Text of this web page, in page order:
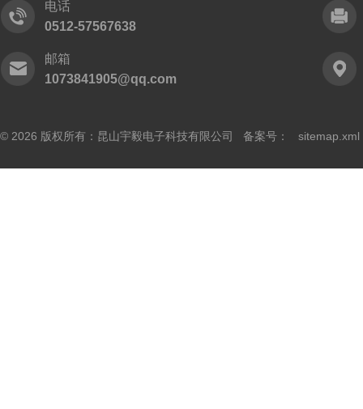
电话
0512-57567638
邮箱
1073841905@qq.com
© 2026 版权所有：昆山宇毅电子科技有限公司 备案号： sitemap.xml